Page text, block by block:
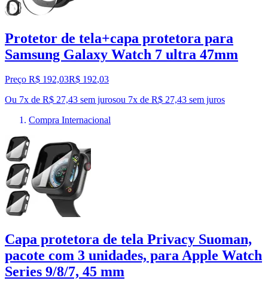
Protetor de tela+capa protetora para
Samsung Galaxy Watch 7 ultra 47mm
Preço R$ 192,03R$ 192,03
Ou 7x de R$ 27,43 sem jurosou 7x de R$ 27,43 sem juros
Compra Internacional
Capa protetora de tela Privacy Suoman,
pacote com 3 unidades, para Apple Watch
Series 9/8/7, 45 mm